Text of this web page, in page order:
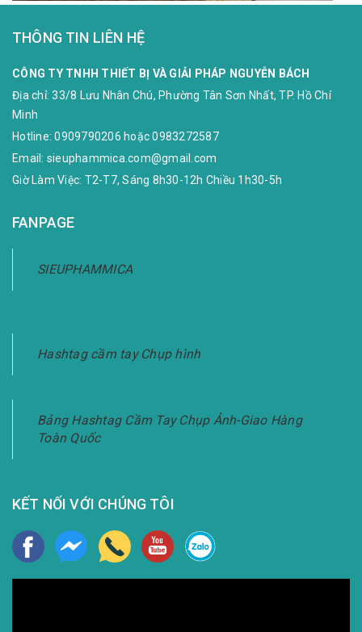
THÔNG TIN LIÊN HỆ
CÔNG TY TNHH THIẾT BỊ VÀ GIẢI PHÁP NGUYỄN BÁCH
Địa chỉ:33/8 Lưu Nhân Chú, Phường Tân Sơn Nhất, TP. Hồ Chí
Minh
Hotline:0909790206 hoặc0983272587
Email: sieuphammica.com@gmail.com
Giờ Làm Việc: T2-T7, Sáng 8h30-12h Chiều 1h30-5h
FANPAGE
SIEUPHAMMICA
Hashtag cầm tay Chụp hình
Bảng Hashtag Cầm Tay Chụp Ảnh-Giao Hàng
Toàn Quốc
KẾT NỐI VỚI CHÚNG TÔI